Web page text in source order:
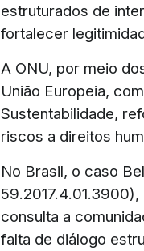
estruturados de
fortalecer
A ONU, por meio
União Europeia,
Sustentabilidade,
riscos a direitos
No Brasil, o caso
consulta a
falta de diálogo